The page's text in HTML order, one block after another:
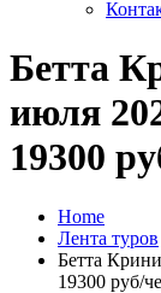
Бетта
июля
19300
Home
Лента туров
Бетта
19300 руб/